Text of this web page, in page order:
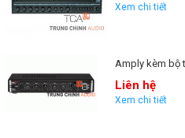
Xem chi tiết
Amply kèm bộ
Liên hệ
Xem chi tiết